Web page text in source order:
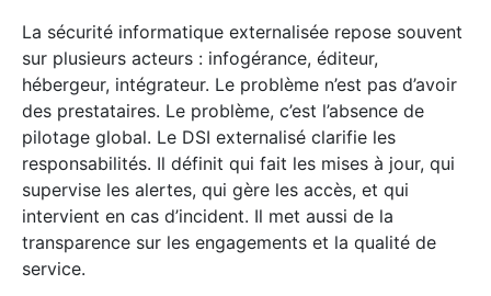
La sécurité informatique externalisée repose souvent
sur plusieurs acteurs : infogérance, éditeur,
hébergeur, intégrateur. Le problème n’est pas d’avoir
des prestataires. Le problème, c’est l’absence de
pilotage global. Le DSI externalisé clarifie les
responsabilités. Il définit qui fait les mises à jour, qui
supervise les alertes, qui gère les accès, et qui
intervient en cas d’incident. Il met aussi de la
transparence sur les engagements et la qualité de
service.